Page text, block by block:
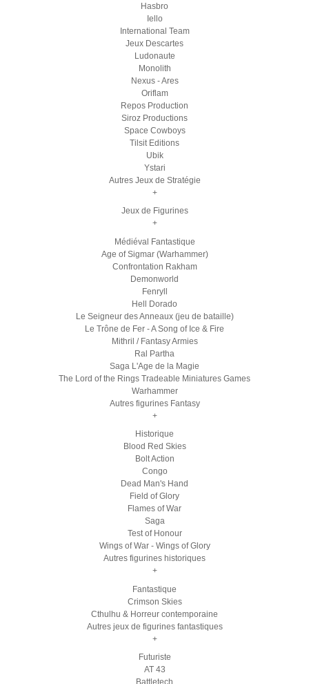
Hasbro
Iello
International Team
Jeux Descartes
Ludonaute
Monolith
Nexus - Ares
Oriflam
Repos Production
Siroz Productions
Space Cowboys
Tilsit Editions
Ubik
Ystari
Autres Jeux de Stratégie
+
Jeux de Figurines
+
Médiéval Fantastique
Age of Sigmar (Warhammer)
Confrontation Rakham
Demonworld
Fenryll
Hell Dorado
Le Seigneur des Anneaux (jeu de bataille)
Le Trône de Fer - A Song of Ice & Fire
Mithril / Fantasy Armies
Ral Partha
Saga L'Age de la Magie
The Lord of the Rings Tradeable Miniatures Games
Warhammer
Autres figurines Fantasy
+
Historique
Blood Red Skies
Bolt Action
Congo
Dead Man's Hand
Field of Glory
Flames of War
Saga
Test of Honour
Wings of War - Wings of Glory
Autres figurines historiques
+
Fantastique
Crimson Skies
Cthulhu & Horreur contemporaine
Autres jeux de figurines fantastiques
+
Futuriste
AT 43
Battletech